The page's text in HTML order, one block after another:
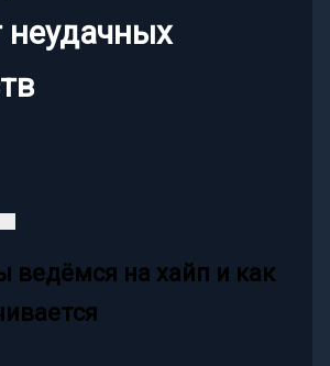
неудачных
ведёмся на хайп и как